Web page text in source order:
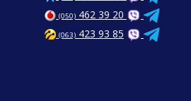
(050) 462 39 20
(063) 423 93 85